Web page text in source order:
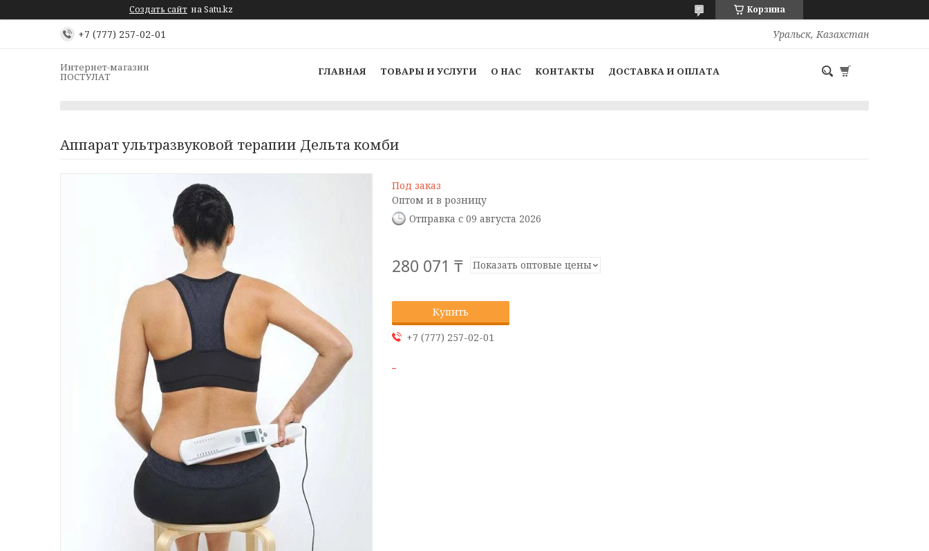
Создать сайт на Satu.kz Корзина
+7 (777) 257-02-01 Уральск, Казахстан
Интернет-магазин
ПОСТУЛАТ ГЛАВНАЯ ТОВАРЫ И УСЛУГИ О НАС КОНТАКТЫ ДОСТАВКА И ОПЛАТА
Аппарат ультразвуковой терапии Дельта комби
Под заказ
Оптом и в розницу
Отправка с 09 августа 2026
280 071 ₸ Показать оптовые цены
Купить
+7 (777) 257-02-01